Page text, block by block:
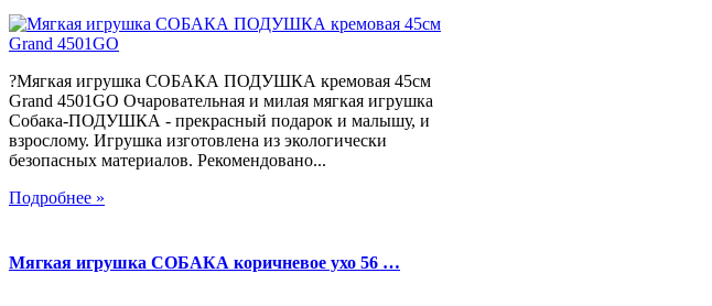
?Мягкая игрушка СОБАКА ПОДУШКА кремовая 45см
Grand 4501GO Очаровательная и милая мягкая игрушка
Собака-ПОДУШКА - прекрасный подарок и малышу, и
взрослому. Игрушка изготовлена из экологически
безопасных материалов. Рекомендовано...
Подробнее »
Мягкая игрушка СОБАКА коричневое ухо 56 …